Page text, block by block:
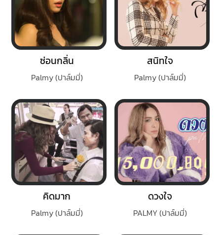
ซ่อนกลิ่น
Palmy (ปาล์มมี่)
สนิทใจ
Palmy (ปาล์มมี่)
คิดมาก
Palmy (ปาล์มมี่)
ดวงใจ
PALMY (ปาล์มมี่)